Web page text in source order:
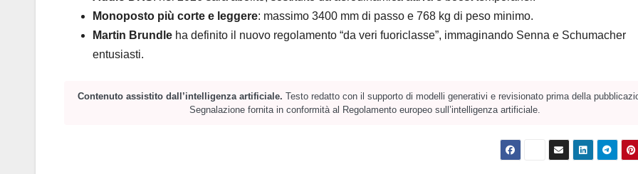
Monoposto più corte e leggere: massimo 3400 mm di passo e 768 kg di peso minimo.
Martin Brundle ha definito il nuovo regolamento “da veri fuoriclasse”, immaginando Senna e Schumacher
entusiasti.
Contenuto assistito dall’intelligenza artificiale. Testo redatto con il supporto di modelli generativi e revisionato prima della
Segnalazione fornita in conformità al Regolamento europeo sull’intelligenza artificiale.